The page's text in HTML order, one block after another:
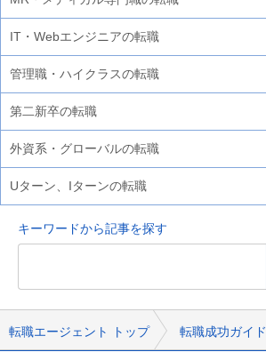
IT・Webエンジニアの転職
管理職・ハイクラスの転職
第二新卒の転職
外資系・グローバルの転職
Uターン、Iターンの転職
キーワードから記事を探す
転職エージェント トップ 転職成功ガイド